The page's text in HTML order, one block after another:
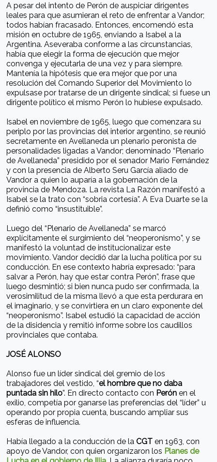
A pesar del intento de Perón de auspiciar dirigentes
leales para que asumieran el reto de enfrentar a Vandor;
todos habían fracasado. Entonces, encomendó esta
misión en octubre de 1965, enviando a Isabel a la
Argentina. Aseveraba conforme a las circunstancias,
había que elegir la forma de ejecución que mejor
convenga y ejecutarla de una vez y para siempre.
Mantenía la hipótesis que era mejor que por una
resolución del Comando Superior del Movimiento lo
expulsase por tratarse de un dirigente sindical; si fuese un
dirigente político el mismo Perón lo hubiese expulsado.
Isabel en noviembre de 1965, luego que comenzara su
periplo por las provincias del interior argentino, se reunió
secretamente en Avellaneda un plenario peronista de
personalidades ligadas a Vandor; denominado “Plenario
de Avellaneda” presidido por el senador Mario Fernández
y con la presencia de Alberto Seru García aliado de
Vandor a quien lo auparía a la gobernación de la
provincia de Mendoza. La revista La Razón manifestó a
Isabel se la trato con “sobria cortesía”. A Eva Duarte se la
definió como “insustituible”.
Luego del “Plenario de Avellaneda” se marcó
explícitamente el surgimiento del “neoperonismo”, y se
manifestó la voluntad de institucionalizar este
movimiento. Vandor decidió dar la lucha política por su
conducción. En ese contexto habría expresado: “para
salvar a Perón, hay que estar contra Perón”, frase que
luego desmintió; si bien nunca pudo ser confirmada, la
verosimilitud de la misma llevó a que esta perdurara en
el imaginario, y se convirtiera en un claro exponente del
“neoperonismo”. Isabel estudió la capacidad de acción
de la disidencia y remitió informe sobre los caudillos
provinciales que contaba.
JOSÉ ALONSO
Alonso fue un líder sindical del gremio de los
trabajadores del vestido, “el hombre que no daba
puntada sin hilo”. En directo contacto con Perón en el
exilio, competía por ganarse las preferencias del “líder” u
operando por propia cuenta, buscando ampliar sus
esferas de influencia.
Había llegado a la conducción de laCGT en 1963, con
apoyo de Vandor, con quien organizaron los Planes de